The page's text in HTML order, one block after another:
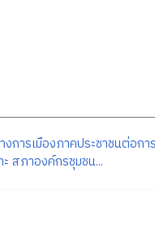
งการเมืองภาคประชาชนต่อก
สภาองค์กรชุมชน...